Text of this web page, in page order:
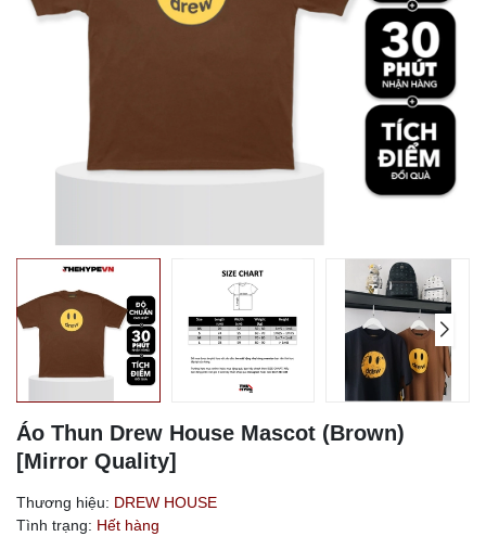
Áo Thun Drew House Mascot (Brown)
[Mirror Quality]
Thương hiệu: DREW HOUSE
Tình trạng: Hết hàng